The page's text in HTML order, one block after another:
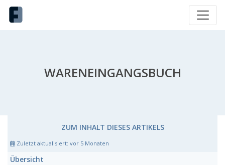
WARENEINGANGSBUCH
ZUM INHALT DIESES ARTIKELS
Zuletzt aktualisiert: vor 5 Monaten
Übersicht